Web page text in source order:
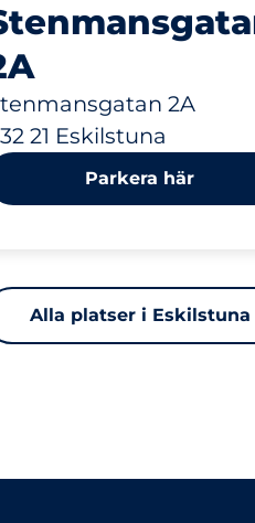
2A
21 Eskilstuna
Parkera här
Alla platser i Eskilstuna